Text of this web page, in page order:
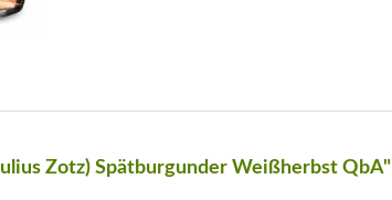
Zotz) Spätburgunder Weißherbst QbA"